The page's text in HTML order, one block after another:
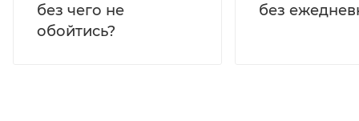
без чего не
обойтись?
без